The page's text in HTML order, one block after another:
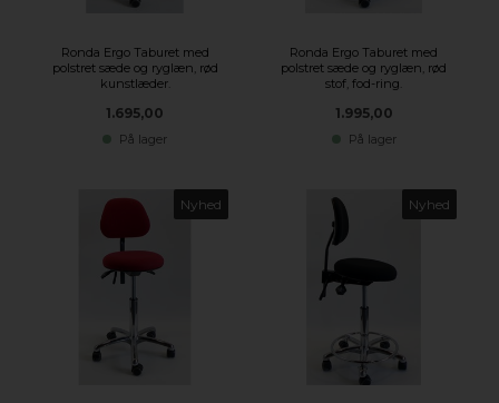
Ronda Ergo Taburet med
polstret sæde og ryglæn, rød
kunstlæder.
1.695,00
På lager
Ronda Ergo Taburet med
polstret sæde og ryglæn, rød
stof, fod-ring.
1.995,00
På lager
Nyhed Nyhed